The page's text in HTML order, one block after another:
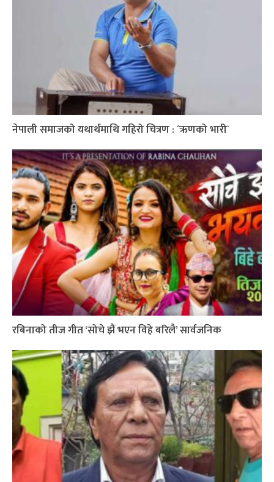
नेपाली समाजको यथार्थमाथि गहिरो चित्रण : ´ऋणको भारी`
रबिनाको तीज गीत ‘सोचे झैं भएन विहे बरिलै’ सार्वजनिक